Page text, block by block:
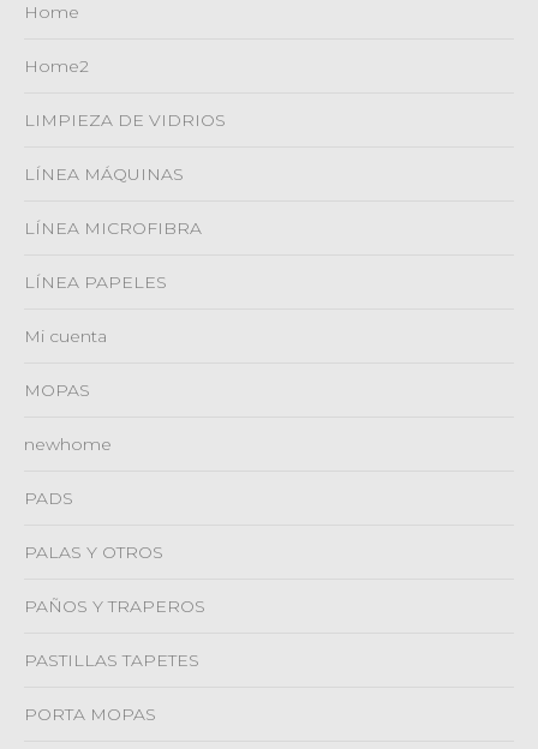
Home
Home2
LIMPIEZA DE VIDRIOS
LÍNEA MÁQUINAS
LÍNEA MICROFIBRA
LÍNEA PAPELES
Mi cuenta
MOPAS
newhome
PADS
PALAS Y OTROS
PAÑOS Y TRAPEROS
PASTILLAS TAPETES
PORTA MOPAS